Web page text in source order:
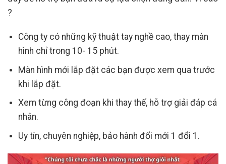
?
Công ty có những kỹ thuật tay nghề cao, thay màn
hình chỉ trong 10- 15 phút.
Màn hình mới lắp đặt các bạn được xem qua trước
khi lắp đặt.
Xem từng công đoạn khi thay thế, hỗ trợ giải đáp cá
nhân.
Uy tín, chuyên nghiệp, bảo hành đổi mới 1 đổi 1.